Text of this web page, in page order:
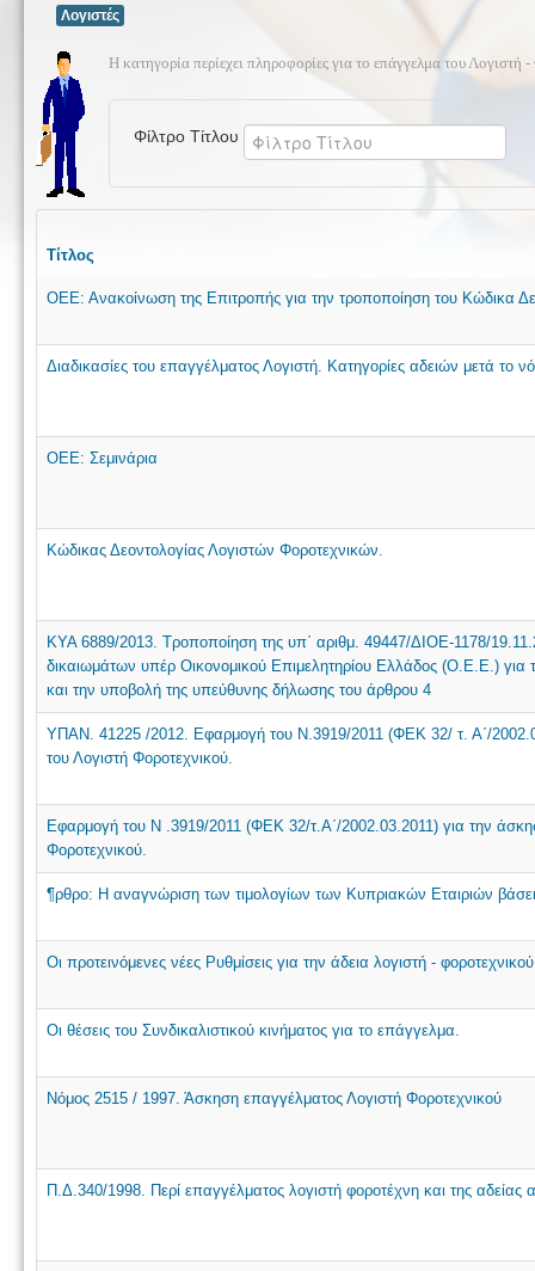
Λογιστές
Η κατηγορία περίεχει πληροφορίες για το επάγγελμα του Λογιστή
Φίλτρο Τίτλου
Τίτλος
ΟΕΕ: Ανακοίνωση της Επιτροπής για την τροποποίηση του Κώδικα
Διαδικασίες του επαγγέλματος Λογιστή. Κατηγορίες αδειών μετά το
ΟΕΕ: Σεμινάρια
Κώδικας Δεοντολογίας Λογιστών Φοροτεχνικών.
ΚΥΑ 6889/2013. Τροποποίηση της υπ΄ αριθμ. 49447/ΔΙΟΕ-1178/
δικαιωμάτων υπέρ Οικονομικού Επιμελητηρίου Ελλάδος (Ο.Ε.Ε.) για
και την υποβολή της υπεύθυνης δήλωσης του άρθρου 4
ΥΠΑΝ. 41225 /2012. Εφαρμογή του Ν.3919/2011 (ΦΕΚ 32/ τ. Α΄/
του Λογιστή Φοροτεχνικού.
Εφαρμογή του N .3919/2011 (ΦΕΚ 32/τ.Α΄/2002.03.2011) για την
Φοροτεχνικού.
¶ρθρο: Η αναγνώριση των τιμολογίων των Κυπριακών Εταιριών
Οι προτεινόμενες νέες Ρυθμίσεις για την άδεια λογιστή -
Οι θέσεις του Συνδικαλιστικού κινήματος για το επάγγελμα.
Νόμος 2515 / 1997. Άσκηση επαγγέλματος Λογιστή Φοροτεχνικού
Π.Δ.340/1998. Περί επαγγέλματος λογιστή φοροτέχνη και της αδείας